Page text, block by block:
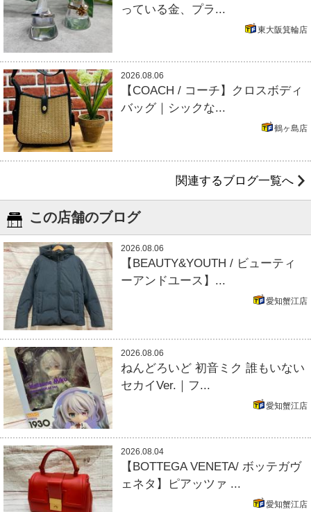
っている金、プラ...
東大阪箕輪店
2026.08.06
【COACH / コーチ】クロスボディ
バッグ｜シックな...
鶴ヶ島店
関連するブログ一覧へ
この店舗のブログ
2026.08.06
【BEAUTY&YOUTH / ビューティ
ーアンドユース】...
愛知蟹江店
2026.08.06
ねんどろいど 初音ミク 誰もいない
セカイVer.｜フ...
愛知蟹江店
2026.08.04
【BOTTEGA VENETA/ ボッテガヴ
ェネタ】ピアッツァ ...
愛知蟹江店